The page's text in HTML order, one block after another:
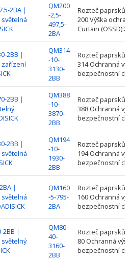
2BA｜
QM200
-2,5-
497,5-
2BA
Rozteč paprsků:
200 Výška
Curtain (OSSD):2
2BB｜
QM314
-10-
3130-
2BB
Rozteč paprsků:
314 Ochranná
bezpečnostní
2BB｜
QM388
-10-
3870-
2BB
Rozteč paprsků:
388 Ochranná
bezpečnostní
2BB｜
QM194
-10-
1930-
2BB
Rozteč paprsků:
194 Ochranná
bezpečnostní
｜
QM160
-5-795-
2BA
Rozteč paprsků:
160 Ochranná
bezpečnostní
｜
QM80-
40-
3160-
2BB
Rozteč paprsků:
80 Ochranná
bezpečnostní